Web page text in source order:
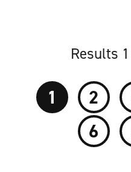
Results
1 2
6